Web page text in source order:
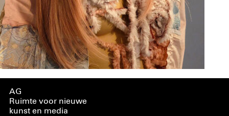
AG
Ruimte voor nieuwe
kunst en media